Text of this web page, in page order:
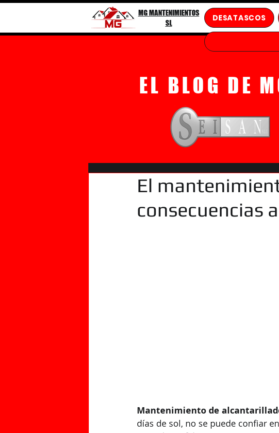
DESATASCOS
MG MANTENIMIENTOS
SL
QUE CONFIAN EN NUESTROS
EL BLOG DE
El
consecuencias
Mantenimiento de
días de sol, no se puede confiar